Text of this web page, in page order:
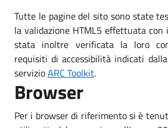
Tutte le pagine del sito sono state
la validazione HTML5 effettuata con
stata inoltre verificata la loro
requisiti di accessibilità indicati
servizioARC Toolkit.
Browser
Per i browser di riferimento si è